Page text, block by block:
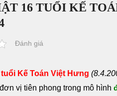
16 TUỔI KẾ
Đánh giá
Kế Toán Việt Hưng
vị tiên phong trong mô hình